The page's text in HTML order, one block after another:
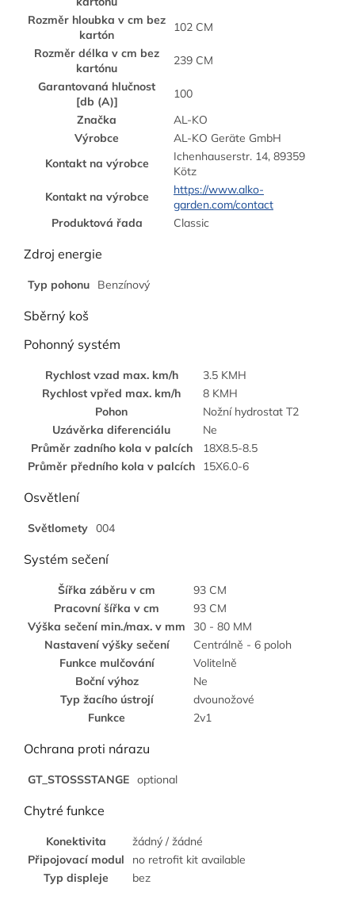
Rozměr hloubka v cm bez
kartón
102 CM
Rozměr délka v cm bez
kartónu
239 CM
Garantovaná hlučnost
[db (A)]
100
Značka
AL-KO
Výrobce
AL-KO Geräte GmbH
Kontakt na výrobce
Ichenhauserstr. 14, 89359
Kötz
Kontakt na výrobce
https://www.alko-
garden.com/contact
Produktová řada
Classic
Zdroj energie
Typ pohonu Benzínový
Sběrný koš
Pohonný systém
Rychlost vzad max. km/h
3.5 KMH
Rychlost vpřed max. km/h
8 KMH
Pohon
Nožní hydrostat T2
Uzávěrka diferenciálu
Ne
Průměr zadního kola v palcích
18X8.5-8.5
Průměr předního kola v palcích
15X6.0-6
Osvětlení
Světlomety 004
Systém sečení
Šířka záběru v cm
93 CM
Pracovní šířka v cm
93 CM
Výška sečení min./max. v mm
30 - 80 MM
Nastavení výšky sečení
Centrálně - 6 poloh
Funkce mulčování
Volitelně
Boční výhoz
Ne
Typ žacího ústrojí
dvounožové
Funkce
2v1
Ochrana proti nárazu
GT_STOSSSTANGE optional
Chytré funkce
Konektivita
žádný / žádné
Připojovací modul
no retrofit kit available
Typ displeje
bez